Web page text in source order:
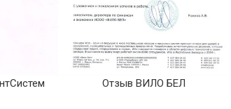
Отзыв ВИЛО БЕЛ